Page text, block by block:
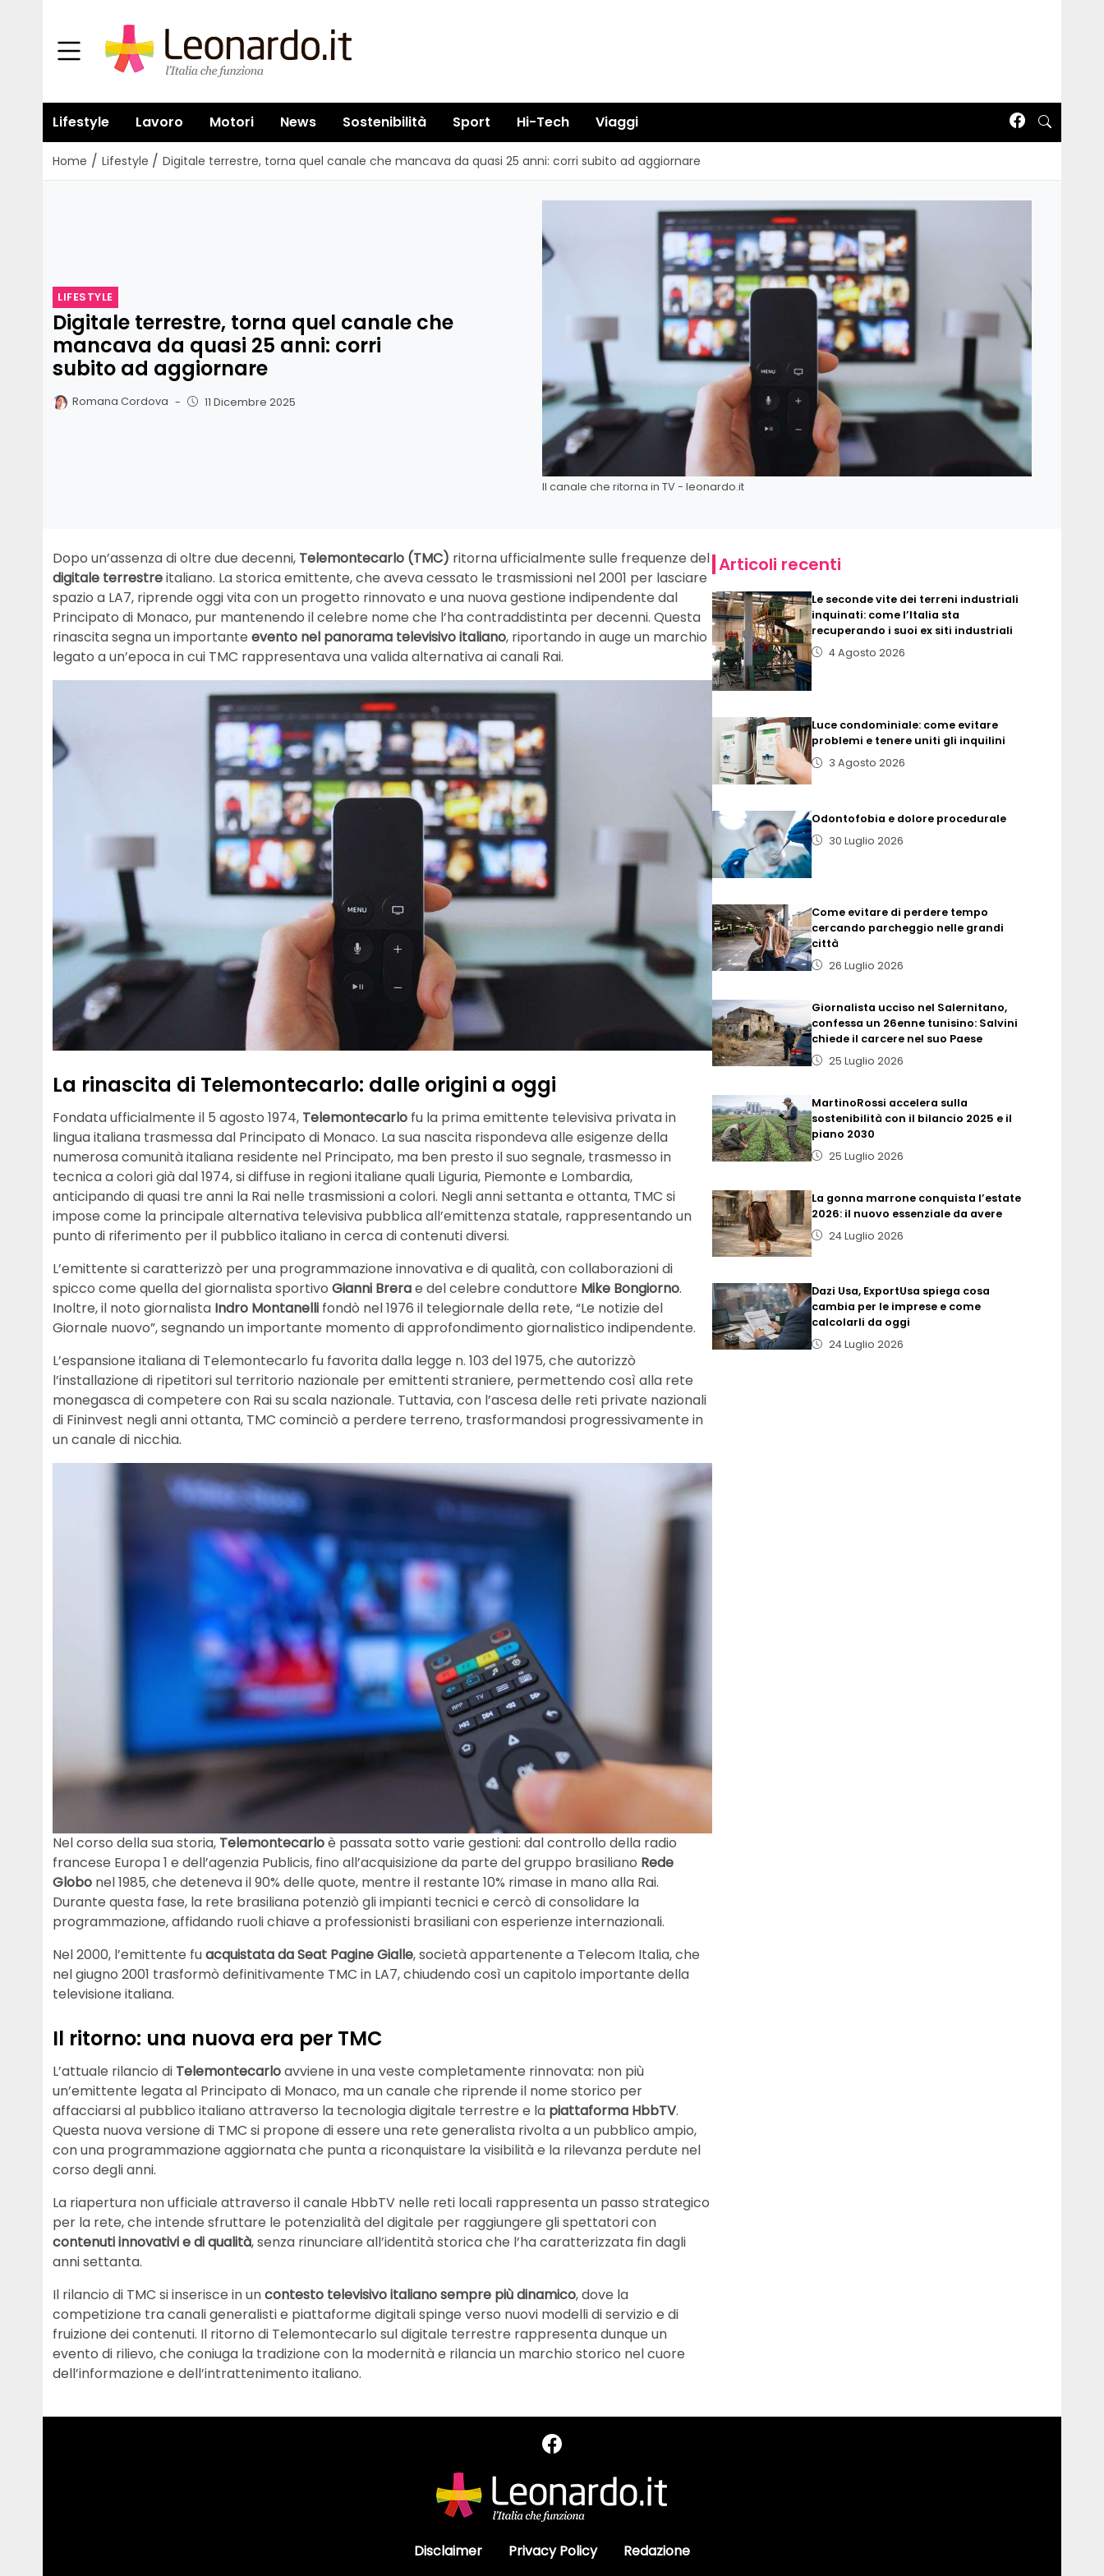
Lifestyle Lavoro Motori News Sostenibilità Sport Hi-Tech Viaggi
Home / Lifestyle / Digitale terrestre, torna quel canale che mancava da quasi 25 anni: corri subito ad aggiornare
LIFESTYLE
Digitale terrestre, torna quel canale che
mancava da quasi 25 anni: corri
subito ad aggiornare
Romana Cordova - 11 Dicembre 2025
Il canale che ritorna in TV - leonardo.it
Dopo un’assenza di oltre due decenni, Telemontecarlo (TMC) ritorna ufficialmente sulle frequenze del
digitale terrestreitaliano. La storica emittente, che aveva cessato le trasmissioni nel 2001 per lasciare
spazio a LA7, riprende oggi vita con un progetto rinnovato e una nuova gestione indipendente dal
Principato di Monaco, pur mantenendo il celebre nome che l’ha contraddistinta per decenni. Questa
rinascita segna un importante evento nel panorama televisivo italiano, riportando in auge un marchio
legato a un’epoca in cui TMC rappresentava una valida alternativa ai canali Rai.
La rinascita di Telemontecarlo: dalle origini a oggi
Fondata ufficialmente il 5 agosto 1974, Telemontecarlo fu la prima emittente televisiva privata in
lingua italiana trasmessa dal Principato di Monaco. La sua nascita rispondeva alle esigenze della
numerosa comunità italiana residente nel Principato, ma ben presto il suo segnale, trasmesso in
tecnica a colori già dal 1974, si diffuse in regioni italiane quali Liguria, Piemonte e Lombardia,
anticipando di quasi tre anni la Rai nelle trasmissioni a colori. Negli anni settanta e ottanta, TMC si
impose come la principale alternativa televisiva pubblica all’emittenza statale, rappresentando un
punto di riferimento per il pubblico italiano in cerca di contenuti diversi.
L’emittente si caratterizzò per una programmazione innovativa e di qualità, con collaborazioni di
spicco come quella del giornalista sportivo Gianni Brerae del celebre conduttore Mike Bongiorno.
Inoltre, il noto giornalista Indro Montanelli fondò nel 1976 il telegiornale della rete, “Le notizie del
Giornale nuovo”, segnando un importante momento di approfondimento giornalistico indipendente.
L’espansione italiana di Telemontecarlo fu favorita dalla legge n. 103 del 1975, che autorizzò
l’installazione di ripetitori sul territorio nazionale per emittenti straniere, permettendo così alla rete
monegasca di competere con Rai su scala nazionale. Tuttavia, con l’ascesa delle reti private nazionali
di Fininvest negli anni ottanta, TMC cominciò a perdere terreno, trasformandosi progressivamente in
un canale di nicchia.
Nel corso della sua storia, Telemontecarloè passata sotto varie gestioni: dal controllo della radio
francese Europa 1 e dell’agenzia Publicis, fino all’acquisizione da parte del gruppo brasiliano Rede
Globo nel 1985, che deteneva il 90% delle quote, mentre il restante 10% rimase in mano alla Rai.
Durante questa fase, la rete brasiliana potenziò gli impianti tecnici e cercò di consolidare la
programmazione, affidando ruoli chiave a professionisti brasiliani con esperienze internazionali.
Nel 2000, l’emittente fuacquistata da Seat Pagine Gialle, società appartenente a Telecom Italia, che
nel giugno 2001 trasformò definitivamente TMC in LA7, chiudendo così un capitolo importante della
televisione italiana.
Il ritorno: una nuova era per TMC
L’attuale rilancio di Telemontecarloavviene in una veste completamente rinnovata: non più
un’emittente legata al Principato di Monaco, ma un canale che riprende il nome storico per
affacciarsi al pubblico italiano attraverso la tecnologia digitale terrestre e la piattaforma HbbTV.
Questa nuova versione di TMC si propone di essere una rete generalista rivolta a un pubblico ampio,
con una programmazione aggiornata che punta a riconquistare la visibilità e la rilevanza perdute nel
corso degli anni.
La riapertura non ufficiale attraverso il canale HbbTV nelle reti locali rappresenta un passo strategico
per la rete, che intende sfruttare le potenzialità del digitale per raggiungere gli spettatori con
contenuti innovativi e di qualità, senza rinunciare all’identità storica che l’ha caratterizzata fin dagli
anni settanta.
Il rilancio di TMC si inserisce in uncontesto televisivo italiano sempre più dinamico, dove la
competizione tra canali generalisti e piattaforme digitali spinge verso nuovi modelli di servizio e di
fruizione dei contenuti. Il ritorno di Telemontecarlo sul digitale terrestre rappresenta dunque un
evento di rilievo, che coniuga la tradizione con la modernità e rilancia un marchio storico nel cuore
dell’informazione e dell’intrattenimento italiano.
Articoli recenti
Le seconde vite dei terreni industriali
inquinati: come l’Italia sta
recuperando i suoi ex siti industriali
4 Agosto 2026
Luce condominiale: come evitare
problemi e tenere uniti gli inquilini
3 Agosto 2026
Odontofobia e dolore procedurale
30 Luglio 2026
Come evitare di perdere tempo
cercando parcheggio nelle grandi
città
26 Luglio 2026
Giornalista ucciso nel Salernitano,
confessa un 26enne tunisino: Salvini
chiede il carcere nel suo Paese
25 Luglio 2026
MartinoRossi accelera sulla
sostenibilità con il bilancio 2025 e il
piano 2030
25 Luglio 2026
La gonna marrone conquista l’estate
2026: il nuovo essenziale da avere
24 Luglio 2026
Dazi Usa, ExportUsa spiega cosa
cambia per le imprese e come
calcolarli da oggi
24 Luglio 2026
Disclaimer Privacy Policy Redazione